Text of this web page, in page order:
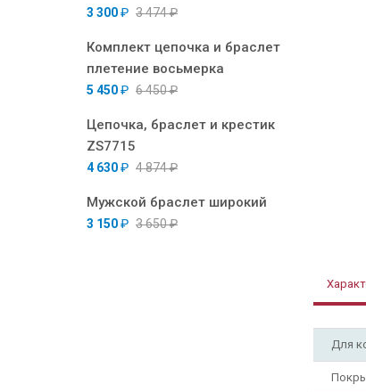
3 300₽ 3 474₽
Комплект цепочка и браслет
плетение восьмерка
5 450₽ 6 450₽
Цепочка, браслет и крестик
ZS7715
4 630₽ 4 874₽
Мужской браслет широкий
3 150₽ 3 650₽
Для